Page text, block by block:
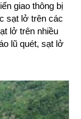
giao thông bị
sạt lở trên các
lở trên nhiều
lũ quét, sạt lở